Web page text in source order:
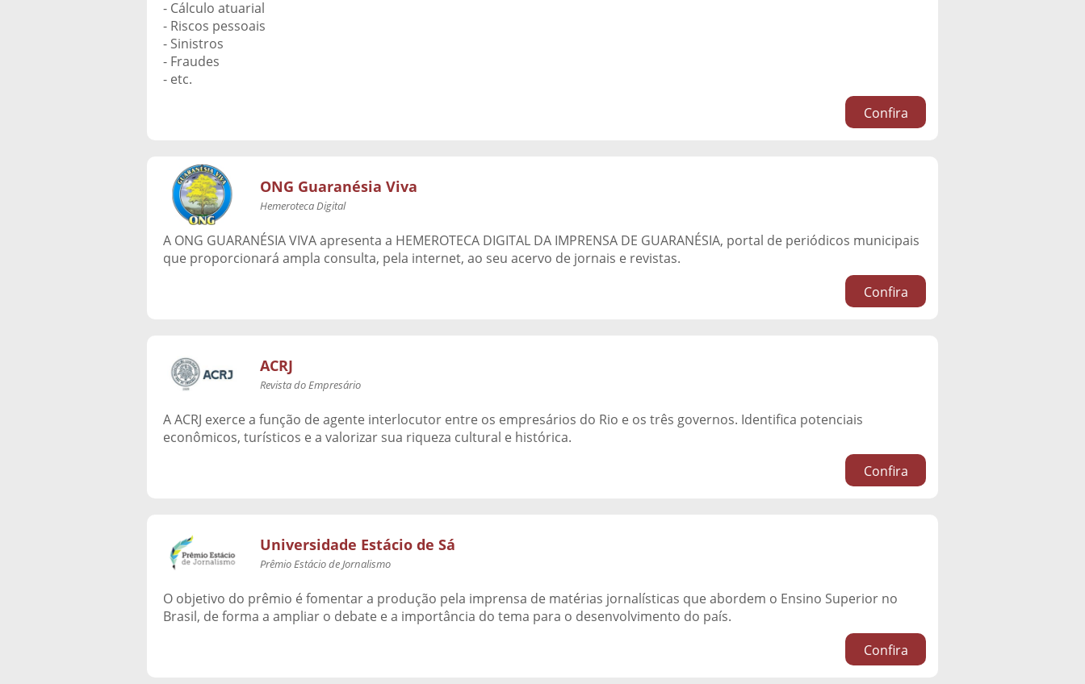
- Cálculo atuarial
- Riscos pessoais
- Sinistros
- Fraudes
- etc.
Confira
ONG Guaranésia Viva
Hemeroteca Digital
A ONG GUARANÉSIA VIVA apresenta a HEMEROTECA DIGITAL DA IMPRENSA DE GUARANÉSIA, portal de periódicos municipais
que proporcionará ampla consulta, pela internet, ao seu acervo de jornais e revistas.
Confira
ACRJ
Revista do Empresário
A ACRJ exerce a função de agente interlocutor entre os empresários do Rio e os três governos. Identifica potenciais
econômicos, turísticos e a valorizar sua riqueza cultural e histórica.
Confira
Universidade Estácio de Sá
Prêmio Estácio de Jornalismo
O objetivo do prêmio é fomentar a produção pela imprensa de matérias jornalísticas que abordem o Ensino Superior no
Brasil, de forma a ampliar o debate e a importância do tema para o desenvolvimento do país.
Confira